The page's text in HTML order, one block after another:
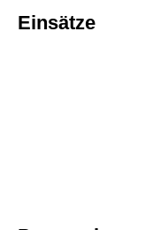
Einsätze